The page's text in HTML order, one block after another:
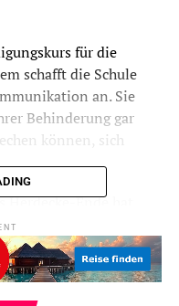
für die
schafft die Schule
an. Sie
Behinderung gar
können, sich
Ende hat
dem zweiten
unterwegs, um für die
ist es üblich,